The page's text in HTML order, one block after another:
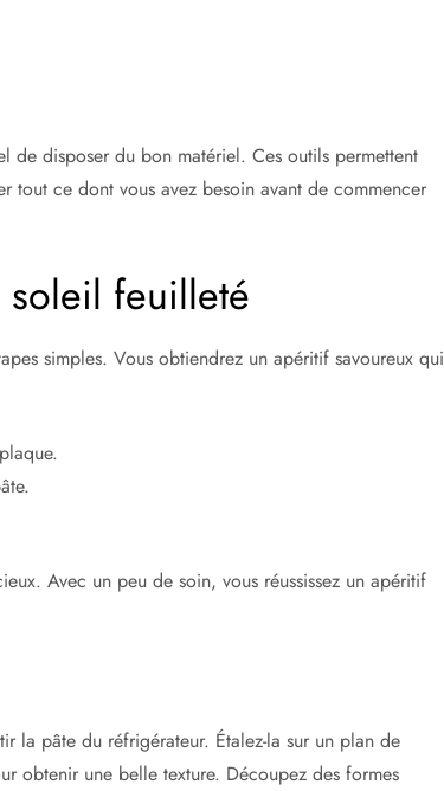
de disposer du bon matériel. Ces outils permettent
tout ce dont vous avez besoin avant de commencer
soleil feuilleté
simples. Vous obtiendrez un apéritif savoureux qui
Avec un peu de soin, vous réussissez un apéritif
la pâte du réfrigérateur. Étalez-la sur un plan de
obtenir une belle texture. Découpez des formes